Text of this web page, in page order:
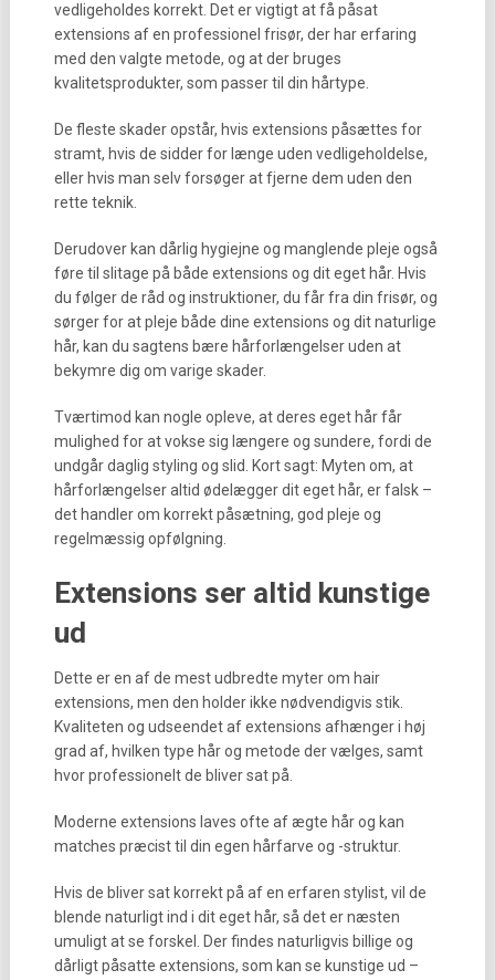
vedligeholdes korrekt. Det er vigtigt at få påsat
extensions af en professionel frisør, der har erfaring
med den valgte metode, og at der bruges
kvalitetsprodukter, som passer til din hårtype.
De fleste skader opstår, hvis extensions påsættes for
stramt, hvis de sidder for længe uden vedligeholdelse,
eller hvis man selv forsøger at fjerne dem uden den
rette teknik.
Derudover kan dårlig hygiejne og manglende pleje også
føre til slitage på både extensions og dit eget hår. Hvis
du følger de råd og instruktioner, du får fra din frisør, og
sørger for at pleje både dine extensions og dit naturlige
hår, kan du sagtens bære hårforlængelser uden at
bekymre dig om varige skader.
Tværtimod kan nogle opleve, at deres eget hår får
mulighed for at vokse sig længere og sundere, fordi de
undgår daglig styling og slid. Kort sagt: Myten om, at
hårforlængelser altid ødelægger dit eget hår, er falsk –
det handler om korrekt påsætning, god pleje og
regelmæssig opfølgning.
Extensions ser altid kunstige
ud
Dette er en af de mest udbredte myter om hair
extensions, men den holder ikke nødvendigvis stik.
Kvaliteten og udseendet af extensions afhænger i høj
grad af, hvilken type hår og metode der vælges, samt
hvor professionelt de bliver sat på.
Moderne extensions laves ofte af ægte hår og kan
matches præcist til din egen hårfarve og -struktur.
Hvis de bliver sat korrekt på af en erfaren stylist, vil de
blende naturligt ind i dit eget hår, så det er næsten
umuligt at se forskel. Der findes naturligvis billige og
dårligt påsatte extensions, som kan se kunstige ud –